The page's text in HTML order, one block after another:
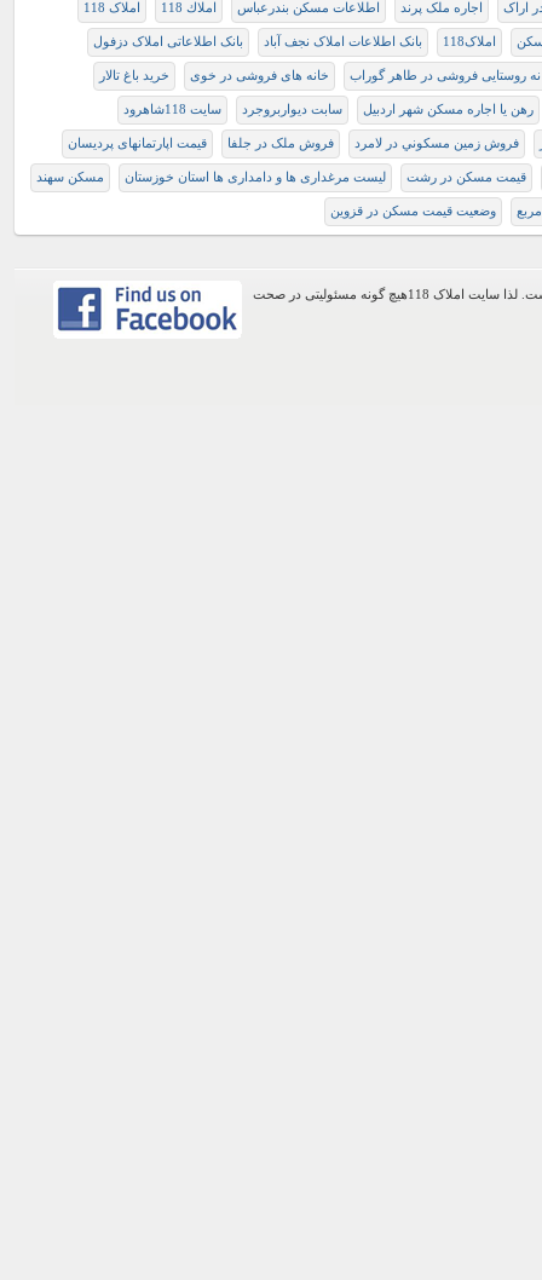
اراک اجاره ملک پرند اطلاعات مسکن بندرعباس املاك 118 املاک 118
املاک118 بانک اطلاعات املاک نجف آباد بانک اطلاعاتی املاک دزفول
روستایی فروشی در طاهر گوراب خانه های فروشی در خوی خرید باغ تالار
رهن یا اجاره مسکن شهر اردبیل سابت دیواربروجرد سایت 118شاهرود
فروش زمين مسكوني در لامرد فروش ملک در جلفا قیمت اپارتمانهای پردیسان
قیمت مسکن در رشت لیست مرغداری ها و دامداری ها استان خوزستان مسکن سهند
وضعیت قیمت مسکن در قزوین
اطلاعات موجود در این وب سایت از طریق کاربران عمومی سایت ثبت شده است. لذا سایت املاک 118هیچ گونه مسئولیتی در صحت